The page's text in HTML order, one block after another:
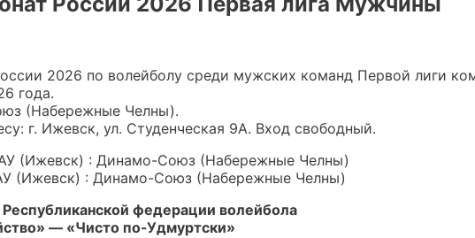
2026 по волейболу среди мужских команд Первой лиги
года.
(Набережные Челны).
г. Ижевск, ул. Студенческая 9А. Вход свободный.
(Ижевск) : Динамо-Союз (Набережные Челны)
(Ижевск) : Динамо-Союз (Набережные Челны)
федерации волейбола
— «Чисто по-Удмуртски»